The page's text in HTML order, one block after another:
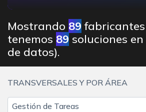
Mostrando 89
tenemos 89 soluciones
de datos).
TRANSVERSALES Y POR ÁREA
Gestión de Tareas